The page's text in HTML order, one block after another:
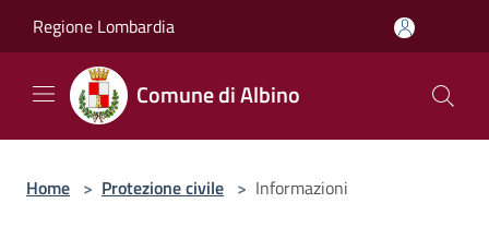
Regione Lombardia
Comune di Albino
Home > Protezione civile > Informazioni